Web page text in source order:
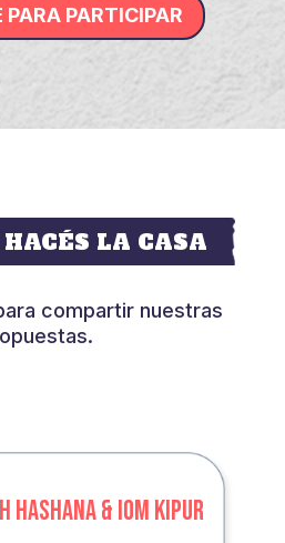
PARTICIPAR
LA CASA
compartir nuestras
HASHANA & IOM KIPUR